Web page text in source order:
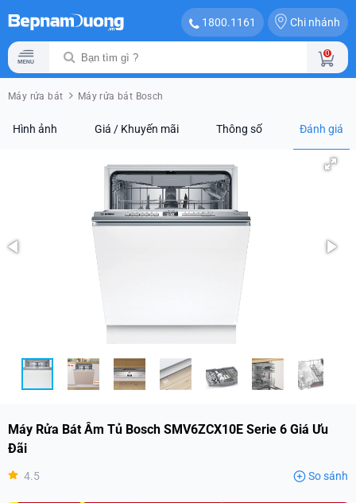
1800.1161 Chi nhánh
0
Máy rửa bát Máy rửa bát Bosch
Hình ảnh Giá / Khuyến mãi Thông số Đánh giá
Máy Rửa Bát Âm Tủ Bosch SMV6ZCX10E Serie 6 Giá Ưu
Đãi
4.5 So sánh